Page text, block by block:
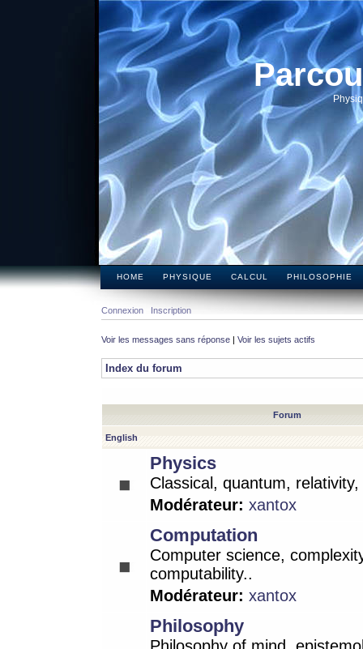
HOME PHYSIQUE CALCUL PHILOSOPHIE
Connexion Inscription
Voir les messages sans réponse | Voir les sujets actifs
Index du forum
Forum
English
Physics
Classical, quantum,
Modérateur: xantox
Computation
Computer science,
computability..
Modérateur: xantox
Philosophy